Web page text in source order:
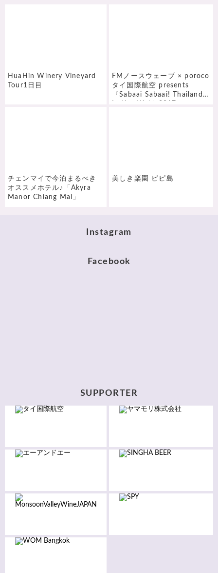
HuaHin Winery Vineyard
Tour1日目
FMノースウェーブ × poroco
タイ国際航空 presents
『Sabaai Sabaai! Thailand
チェンマイで今泊まるべき
オススメホテル♪「Akyra
Manor Chiang Mai」
美しき楽園 ピピ島
Instagram
Facebook
SUPPORTER